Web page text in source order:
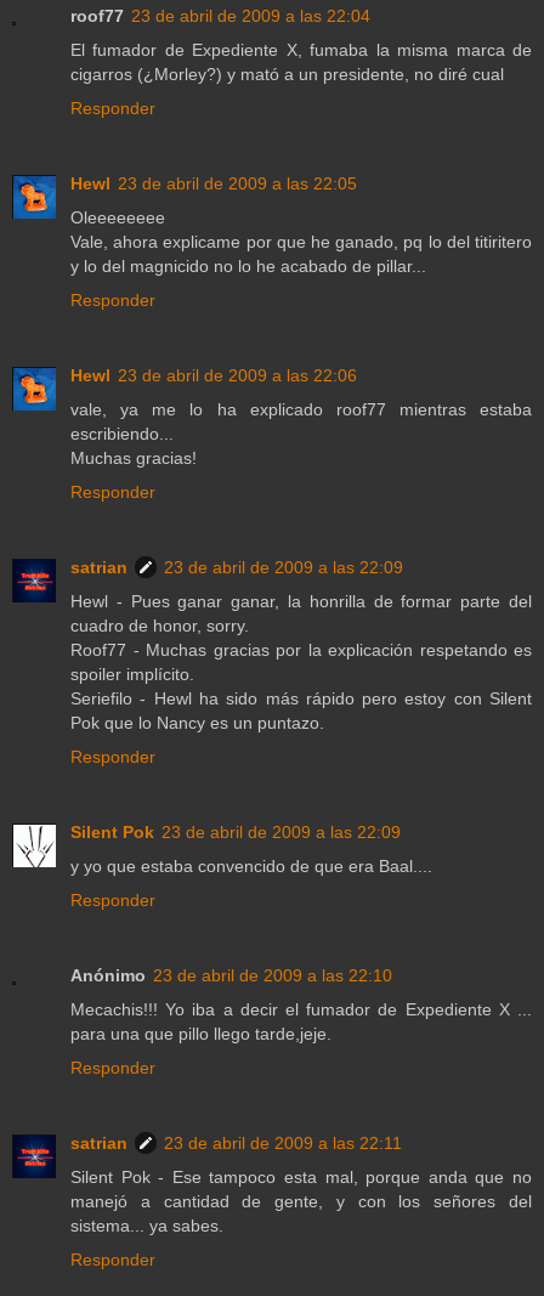
roof77 23 de abril de 2009 a las 22:04
El fumador de Expediente X, fumaba la misma marca de
cigarros (¿Morley?) y mató a un presidente, no diré cual
Responder
Hewl 23 de abril de 2009 a las 22:05
Oleeeeeeee
Vale, ahora explicame por que he ganado, pq lo del titiritero
y lo del magnicido no lo he acabado de pillar...
Responder
Hewl 23 de abril de 2009 a las 22:06
vale, ya me lo ha explicado roof77 mientras estaba
escribiendo...
Muchas gracias!
Responder
satrian
23 de abril de 2009 a las 22:09
Hewl - Pues ganar ganar, la honrilla de formar parte del
cuadro de honor, sorry.
Roof77 - Muchas gracias por la explicación respetando es
spoiler implícito.
Seriefilo - Hewl ha sido más rápido pero estoy con Silent
Pok que lo Nancy es un puntazo.
Responder
Silent Pok 23 de abril de 2009 a las 22:09
y yo que estaba convencido de que era Baal....
Responder
Anónimo 23 de abril de 2009 a las 22:10
Mecachis!!! Yo iba a decir el fumador de Expediente X ...
para una que pillo llego tarde,jeje.
Responder
satrian
23 de abril de 2009 a las 22:11
Silent Pok - Ese tampoco esta mal, porque anda que no
manejó a cantidad de gente, y con los señores del
sistema... ya sabes.
Responder